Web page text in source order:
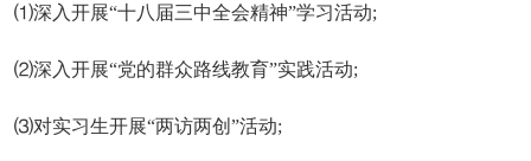
⑴深入开展“十八届三中全会精神”学习活动;
⑵深入开展“党的群众路线教育”实践活动;
⑶对实习生开展“两访两创”活动;